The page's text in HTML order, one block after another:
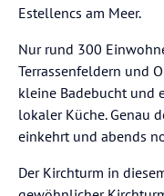
Estellencs am Meer.
Nur rund 300
Terrassenfeldern und
kleine Badebucht und
lokaler Küche. Genau
einkehrt und abends
Der Kirchturm in